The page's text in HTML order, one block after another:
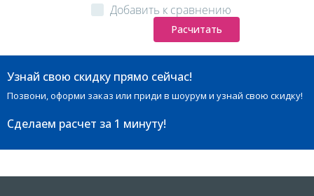
Добавить к сравнению
Расчитать
Узнай свою скидку прямо сейчас!
Позвони, оформи заказ или приди в шоурум и узнай свою скидку!
Сделаем расчет за 1 минуту!